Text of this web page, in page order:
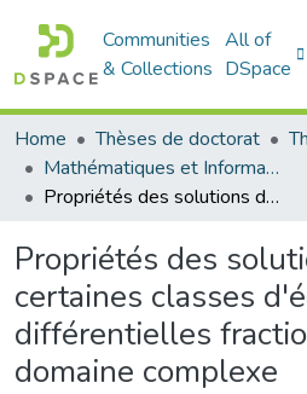
Communities
& Collections
All of
DSpace
Home Thèses de doctorat
Mathématiques et Informatique - رياضيات والاعلام الآلي
Propriétés des solutions de certaines classes d'équations différentielles fractionnaires dans le domaine complexe
Propriétés des
certaines classes
différentielles
domaine complexe